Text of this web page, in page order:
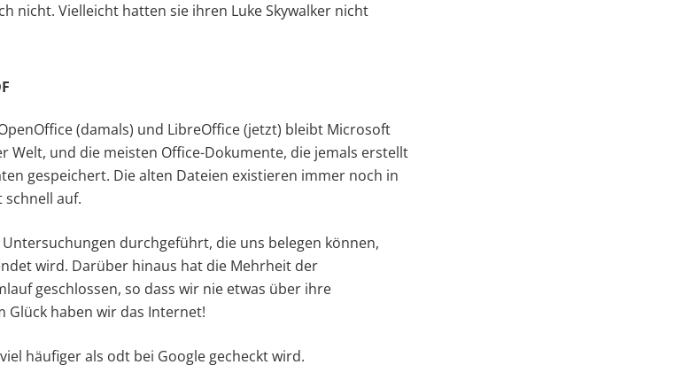
nicht. Vielleicht hatten sie ihren Luke Skywalker nicht
(damals) und LibreOffice (jetzt) bleibt Microsoft
Welt, und die meisten Office-Dokumente, die jemals erstellt
gespeichert. Die alten Dateien existieren immer noch in
schnell auf.
durchgeführt, die uns belegen können,
wird. Darüber hinaus hat die Mehrheit der
geschlossen, so dass wir nie etwas über ihre
Glück haben wir das Internet!
häufiger als odt bei Google gecheckt wird.